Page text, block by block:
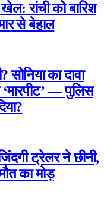
रांची को बारिश
से बेहाल
का दावा
‘मारपीट’ — पुलिस
ट्रेलर ने छीनी,
का मोड़